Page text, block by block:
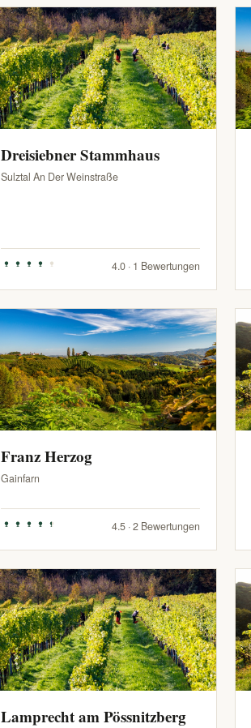
Dreisiebner Stammhaus
Sulztal An Der Weinstraße
4.0 · 1 Bewertungen
Franz Herzog
Gainfarn
4.5 · 2 Bewertungen
Lamprecht am Pössnitzberg